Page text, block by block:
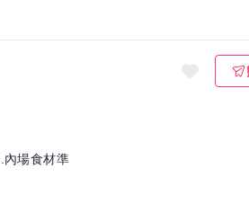
內場食材準